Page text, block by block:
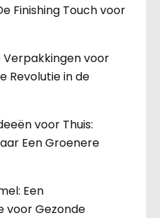
Finishing Touch voor
voor
Revolutie in de
voor Thuis:
Een Groenere
Een
voor Gezonde